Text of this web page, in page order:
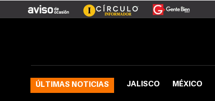
ÚLTIMAS NOTICIAS JALISCO MÉXICO